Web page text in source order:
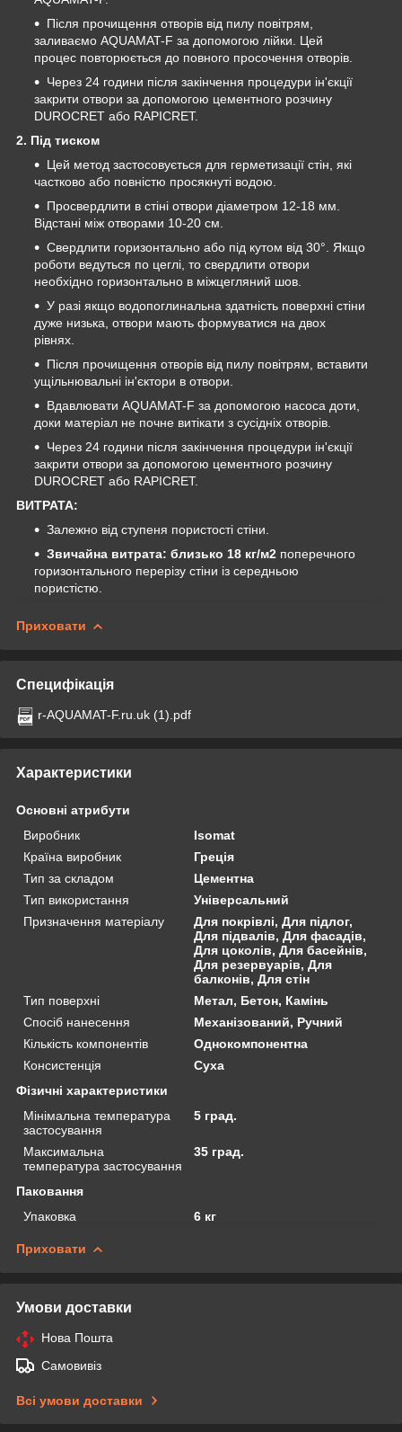
Після прочищення отворів від пилу повітрям,
заливаємо AQUAMAT-F за допомогою лійки. Цей
процес повторюється до повного просочення отворів.
Через 24 години після закінчення процедури ін'єкції
закрити отвори за допомогою цементного розчину
DUROCRET або RAPICRET.
2. Під тиском
Цей метод застосовується для герметизації стін, які
частково або повністю просякнуті водою.
Просвердлити в стіні отвори діаметром 12-18 мм.
Відстані між отворами 10-20 см.
Свердлити горизонтально або під кутом від 30°. Якщо
роботи ведуться по цеглі, то свердлити отвори
необхідно горизонтально в міжцегляний шов.
У разі якщо водопоглинальна здатність поверхні стіни
дуже низька, отвори мають формуватися на двох
рівнях.
Після прочищення отворів від пилу повітрям, вставити
ущільнювальні ін'єктори в отвори.
Вдавлювати AQUAMAT-F за допомогою насоса доти,
доки матеріал не почне витікати з сусідніх отворів.
Через 24 години після закінчення процедури ін'єкції
закрити отвори за допомогою цементного розчину
DUROCRET або RAPICRET.
ВИТРАТА:
Залежно від ступеня пористості стіни.
Звичайна витрата: близько 18 кг/м2 поперечного
горизонтального перерізу стіни із середньою
пористістю.
Приховати
Специфікація
r-AQUAMAT-F.ru.uk (1).pdf
Характеристики
Основні атрибути
Виробник
Isomat
Країна виробник
Греція
Тип за складом
Цементна
Тип використання
Універсальний
Призначення матеріалу
Для покрівлі, Для підлог,
Для підвалів, Для фасадів,
Для цоколів, Для басейнів,
Для резервуарів, Для
балконів, Для стін
Тип поверхні
Метал, Бетон, Камінь
Спосіб нанесення
Механізований, Ручний
Кількість компонентів
Однокомпонентна
Консистенція
Суха
Фізичні характеристики
Мінімальна температура
застосування
5 град.
Максимальна
температура застосування
35 град.
Паковання
Упаковка
6 кг
Приховати
Умови доставки
Нова Пошта
Самовивіз
Всі умови доставки